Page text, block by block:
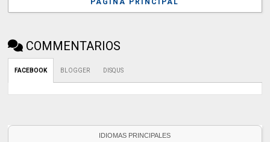
PÁGINA PRINCIPAL
COMMENTARIOS
FACEBOOK BLOGGER DISQUS
IDIOMAS PRINCIPALES